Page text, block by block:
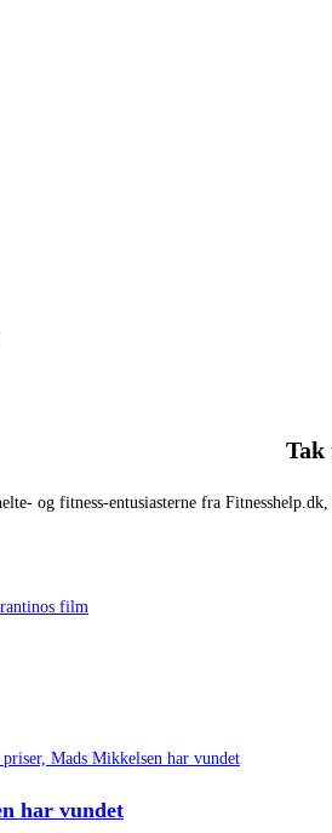
Tak
og fitness-entusiasterne fra
har vundet